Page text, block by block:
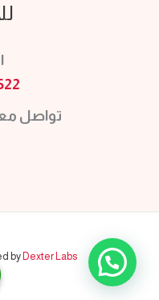
تواصل
byDexter Labs
هل تحتاج